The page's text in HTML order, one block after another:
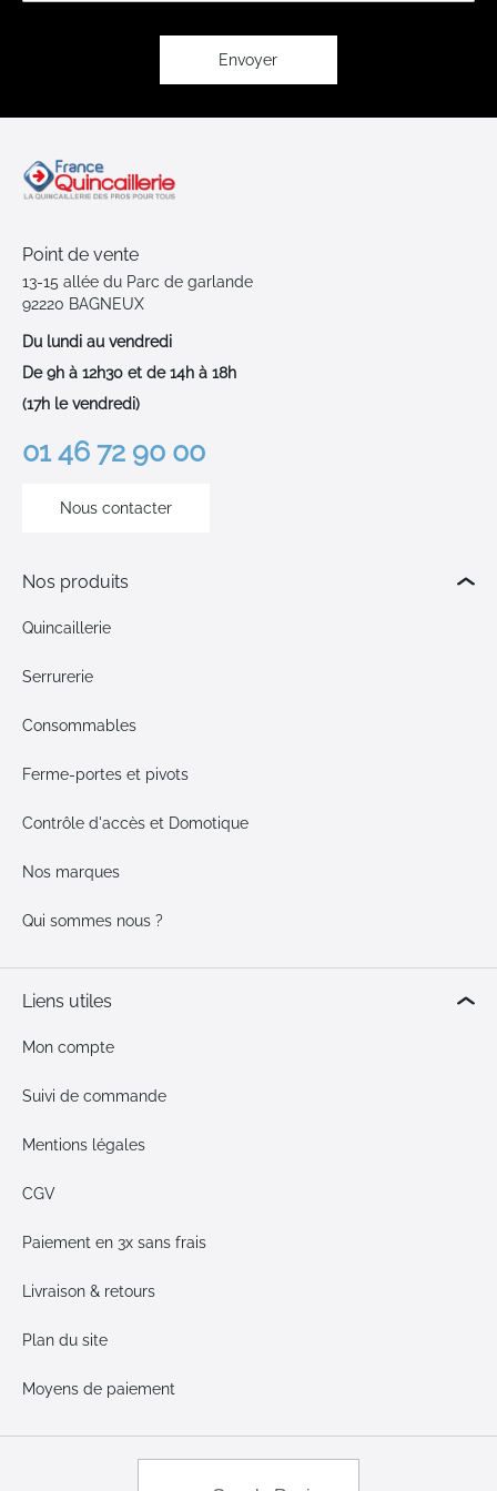
Envoyer
Point de vente
13-15 allée du Parc de garlande
92220 BAGNEUX
Du lundi au vendredi
De 9h à 12h30 et de 14h à 18h
(17h le vendredi)
01 46 72 90 00
Nous contacter
Nos produits
Quincaillerie
Serrurerie
Consommables
Ferme-portes et pivots
Contrôle d'accès et Domotique
Nos marques
Qui sommes nous ?
Liens utiles
Mon compte
Suivi de commande
Mentions légales
CGV
Paiement en 3x sans frais
Livraison & retours
Plan du site
Moyens de paiement